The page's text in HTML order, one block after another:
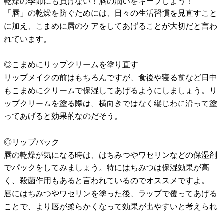
「唇」の乾燥を防ぐためには、日々の生活習慣を見直すこと
に加え、こまめに唇のケアをしてあげることが大切だと言わ
れています。
◎こまめにリップクリームを塗り直す
リップメイクの前はもちろんですが、食後や寝る前など日中
もこまめにクリームで保湿してあげるようにしましょう。リ
ップクリームを塗る際は、横向きではなく縦じわに沿って塗
ってあげると効果的なのだそう。
◎リップパック
唇の乾燥が気になる時は、はちみつやワセリンなどの保湿剤
でパックをしてみましょう。特にはちみつは保湿効果が高
く、殺菌作用もあると言われているのでオススメですよ。
唇にはちみつやワセリンを塗った後、ラップで覆ってあげる
ことで、より唇が柔らかくなって効果が出やすいと考えられ